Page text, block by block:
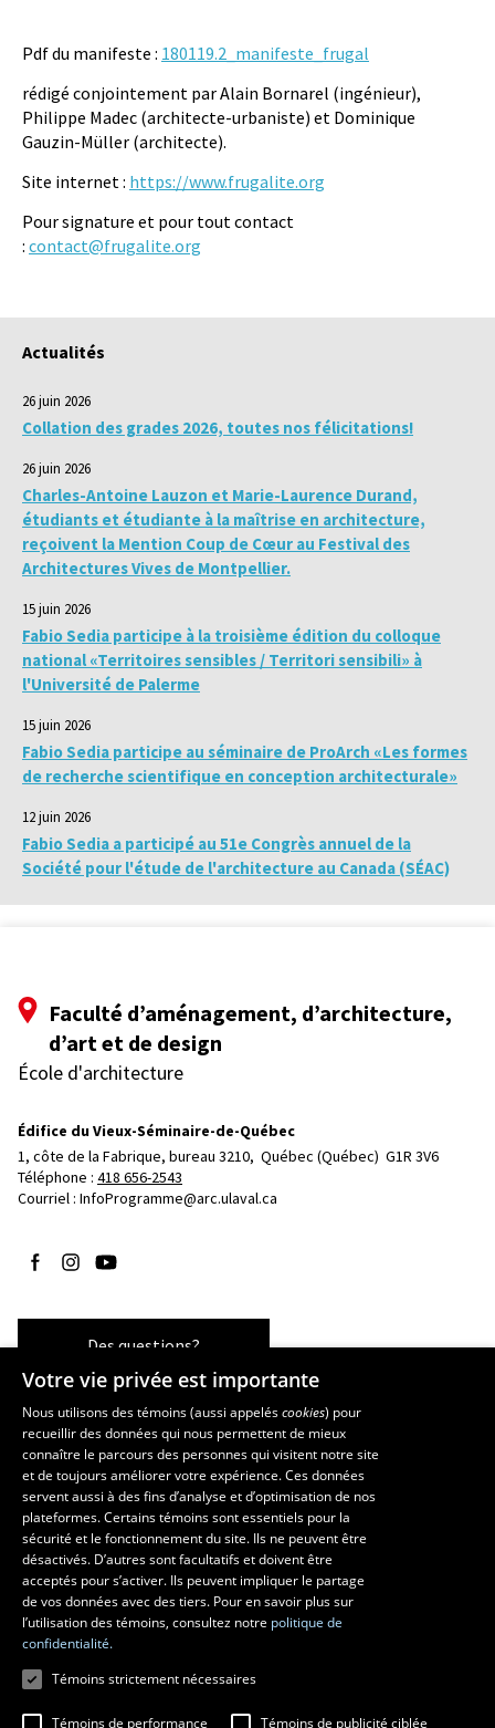
Pdf du manifeste : 180119.2_manifeste_frugal
rédigé conjointement par Alain Bornarel (ingénieur),
Philippe Madec (architecte-urbaniste) et Dominique
Gauzin-Müller (architecte).
Site internet : https://www.frugalite.org
Pour signature et pour tout contact
: contact@frugalite.org
Actualités
26 juin 2026
Collation des grades 2026, toutes nos félicitations!
26 juin 2026
Charles-Antoine Lauzon et Marie-Laurence Durand,
étudiants et étudiante à la maîtrise en architecture,
reçoivent la Mention Coup de Cœur au Festival des
Architectures Vives de Montpellier.
15 juin 2026
Fabio Sedia participe à la troisième édition du colloque
national «Territoires sensibles / Territori sensibili» à
l'Université de Palerme
15 juin 2026
Fabio Sedia participe au séminaire de ProArch «Les formes
de recherche scientifique en conception architecturale»
12 juin 2026
Fabio Sedia a participé au 51e Congrès annuel de la
Société pour l'étude de l'architecture au Canada (SÉAC)
Faculté d’aménagement, d’architecture,
d’art et de design
École d'architecture
Édifice du Vieux-Séminaire-de-Québec
1, côte de la Fabrique, bureau 3210, Québec (Québec)  G1R 3V6
Téléphone : 418 656-2543
Courriel : InfoProgramme@arc.ulaval.ca
Suivez-nous sur Facebook
Suivez-nous sur Instagram
Suivez-nous sur YouTube
Des questions?
Les écoles et la recherche
École d’art
École supérieure d’aménagement du territoire et de développement
régional
École de design
Centre de recherche en aménagement et développement
Votre vie privée est importante
Nous utilisons des témoins (aussi appeléscookies) pour
recueillir des données qui nous permettent de mieux
connaître le parcours des personnes qui visitent notre site
et de toujours améliorer votre expérience. Ces données
servent aussi à des fins d’analyse et d’optimisation de nos
plateformes. Certains témoins sont essentiels pour la
sécurité et le fonctionnement du site. Ils ne peuvent être
désactivés. D’autres sont facultatifs et doivent être
acceptés pour s’activer. Ils peuvent impliquer le partage
de vos données avec des tiers. Pour en savoir plus sur
l’utilisation des témoins, consultez notre politique de
confidentialité.
Témoins strictement nécessaires
Témoins de performance Témoins de publicité ciblée